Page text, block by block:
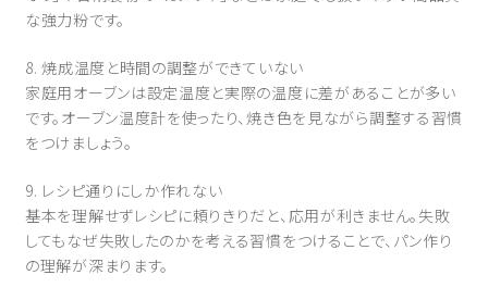
な強力粉です。
8. 焼成温度と時間の調整ができていない
家庭用オーブンは設定温度と実際の温度に差があることが多い
です。オーブン温度計を使ったり、焼き色を見ながら調整する習慣
をつけましょう。
9. レシピ通りにしか作れない
基本を理解せずレシピに頼りきりだと、応用が利きません。失敗
してもなぜ失敗したのかを考える習慣をつけることで、パン作り
の理解が深まります。